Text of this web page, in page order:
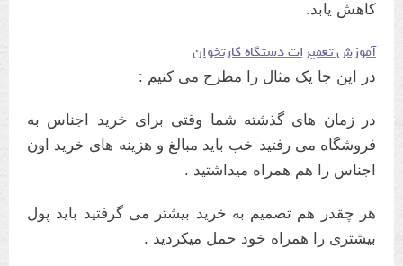
کاهش یابد.
آموزش تعمیرات دستگاه کارتخوان
در این جا یک مثال را مطرح می کنیم :
در زمان های گذشته شما وقتی برای خرید اجناس به
فروشگاه می رفتید خب باید مبالغ و هزینه های خرید اون
اجناس را هم همراه میداشتید .
هر چقدر هم تصمیم به خرید بیشتر می گرفتید باید پول
بیشتری را همراه خود حمل میکردید .